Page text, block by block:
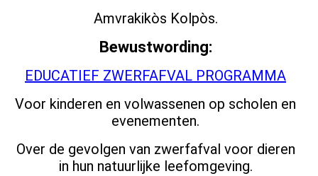
Amvrakikòs Kolpòs.
Bewustwording:
EDUCATIEF ZWERFAFVAL PROGRAMMA
Voor kinderen en volwassenen op scholen en
evenementen.
Over de gevolgen van zwerfafval voor dieren
in hun natuurlijke leefomgeving.